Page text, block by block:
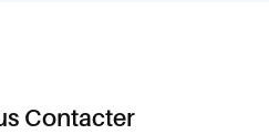
Contacter